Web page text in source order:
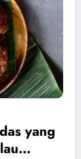
yang